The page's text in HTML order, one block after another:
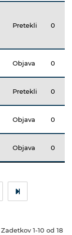
Pretekli 0
Objava 0
Pretekli 0
Objava 0
Objava 0
Zadetkov 1-10 od 18